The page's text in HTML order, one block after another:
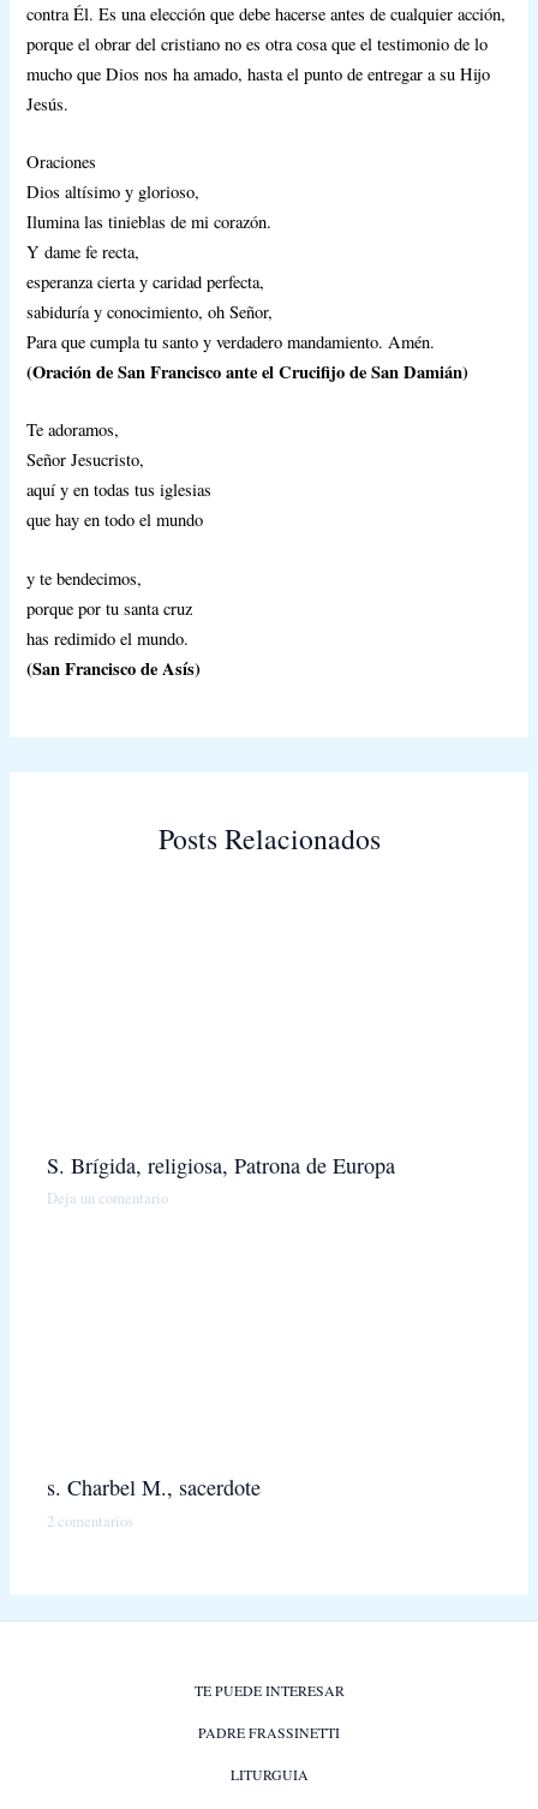
contra Él. Es una elección que debe hacerse antes de cualquier acción,
porque el obrar del cristiano no es otra cosa que el testimonio de lo
mucho que Dios nos ha amado, hasta el punto de entregar a su Hijo
Jesús.
Oraciones
Dios altísimo y glorioso,
Ilumina las tinieblas de mi corazón.
Y dame fe recta,
esperanza cierta y caridad perfecta,
sabiduría y conocimiento, oh Señor,
Para que cumpla tu santo y verdadero mandamiento. Amén.
(Oración de San Francisco ante el Crucifijo de San Damián)
Te adoramos,
Señor Jesucristo,
aquí y en todas tus iglesias
que hay en todo el mundo
y te bendecimos,
porque por tu santa cruz
has redimido el mundo.
(San Francisco de Asís)
Posts Relacionados
S. Brígida, religiosa, Patrona de Europa
Deja un comentario
s. Charbel M., sacerdote
2 comentarios
TE PUEDE INTERESAR
PADRE FRASSINETTI
LITURGUIA